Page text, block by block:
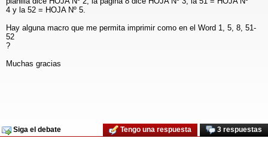
4 y la 52 = HOJA Nº 5.
Hay alguna macro que me permita imprimir como en el Word 1, 5, 8, 51-
52
?
Muchas gracias
Siga el debate 3 respuestas
Tengo una respuesta